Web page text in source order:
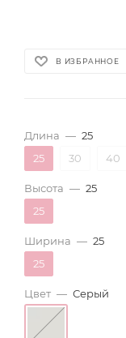
В ИЗБРАННОЕ
Длина — 25
25
30 40
Высота — 25
25
Ширина — 25
25
Цвет — Серый